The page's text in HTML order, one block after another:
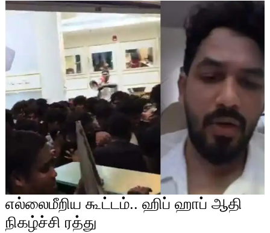
எல்லைமீறிய கூட்டம்.. ஹிப் ஹாப் ஆதி
நிகழ்ச்சி ரத்து